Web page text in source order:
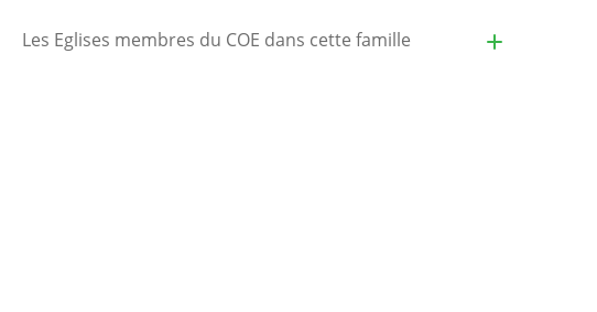
Les Eglises membres du COE dans cette famille